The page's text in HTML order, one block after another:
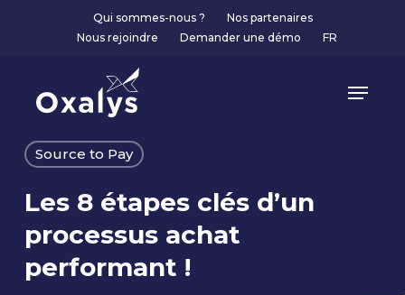
Qui sommes-nous ?
Nos partenaires
Nous rejoindre
Demander une démo FR
Menu
Source to Pay
Les 8 étapes clés d’un
processus achat
performant !